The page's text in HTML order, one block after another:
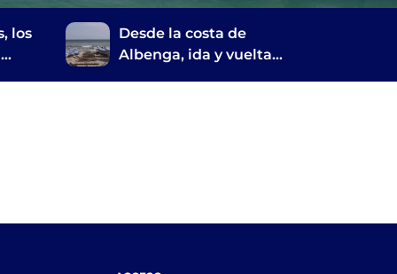
los
Desde la costa de
Albenga, ida y vuelta